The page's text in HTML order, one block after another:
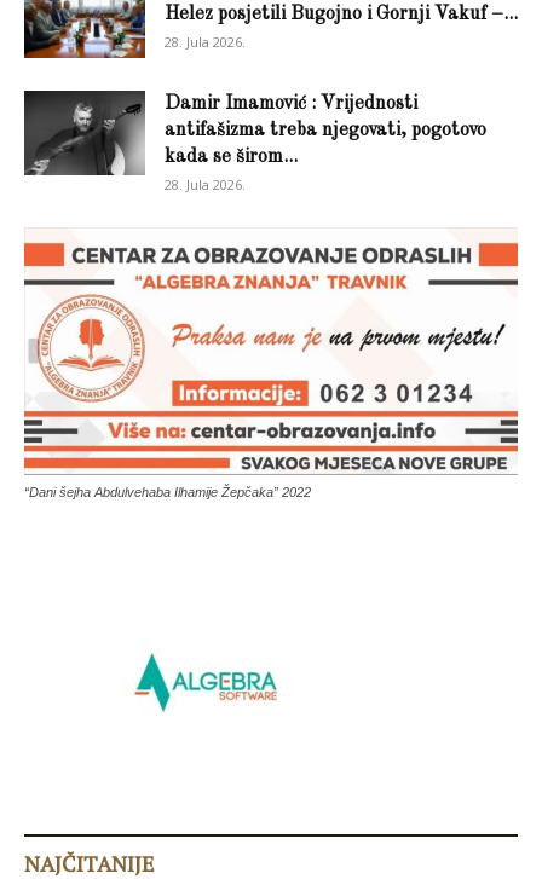
Helez posjetili Bugojno i Gornji Vakuf –...
28. Jula 2026.
Damir Imamović : Vrijednosti
antifašizma treba njegovati, pogotovo
kada se širom...
28. Jula 2026.
“Dani šejha Abdulvehaba Ilhamije Žepčaka” 2022
NAJČITANIJE